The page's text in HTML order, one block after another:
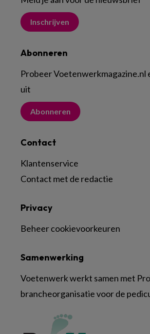
Inschrijven
Abonneren
Probeer Voetenwerkmagazine.nl
uit
Abonneren
Contact
Klantenservice
Contact met de redactie
Samenwerking
Voetenwerk werkt samen met
brancheorganisatie voor de
Privacy
Beheer cookievoorkeuren